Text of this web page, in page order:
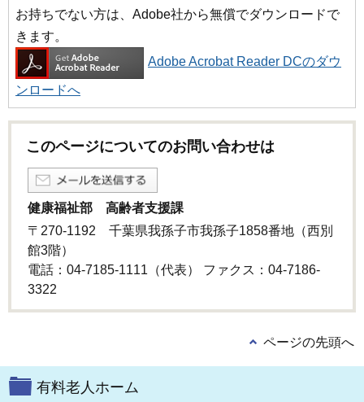
お持ちでない方は、Adobe社から無償でダウンロードで
きます。
Adobe Acrobat Reader DCのダウ
ンロードへ
このページについてのお問い合わせは
健康福祉部 高齢者支援課
〒270-1192 千葉県我孫子市我孫子1858番地（西別
館3階）
電話：04-7185-1111（代表） ファクス：04-7186-
3322
ページの先頭へ
有料老人ホーム